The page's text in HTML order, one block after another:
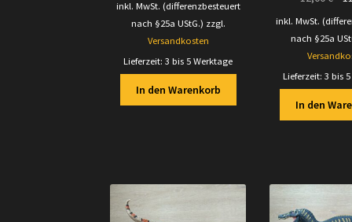
inkl. MwSt. (differenzbesteuert
nach §25a UStG.) zzgl.
Versandkosten
Lieferzeit:3 bis 5 Werktage
In den Warenkorb
Preis
inkl. MwSt.
nach §25a
Lieferzeit:3 bis
In den